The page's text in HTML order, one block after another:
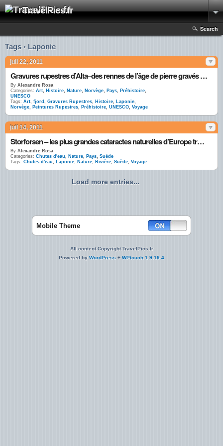
TravelPics.fr
Search
Tags › Laponie
juil 22, 2011
Gravures rupestres d’Alta–des rennes de l’âge de pierre gravés le long des fjords
By Alexandre Rosa
Categories: Art, Histoire, Nature, Norvège, Pays, Préhistoire,
UNESCO
Tags: Art, fjord , Gravures Rupestres, Histoire, Laponie,
Norvège, Peintures Rupestres, Préhistoire, UNESCO, Voyage
juil 14, 2011
Storforsen – les plus grandes cataractes naturelles d’Europe traversent la Laponie
By Alexandre Rosa
Categories: Chutes d'eau, Nature, Pays, Suède
Tags: Chutes d'eau, Laponie, Nature, Rivière, Suède, Voyage
Load more entries...
Mobile Theme
All content Copyright TravelPics.fr
Powered by WordPress + WPtouch 1.9.19.4